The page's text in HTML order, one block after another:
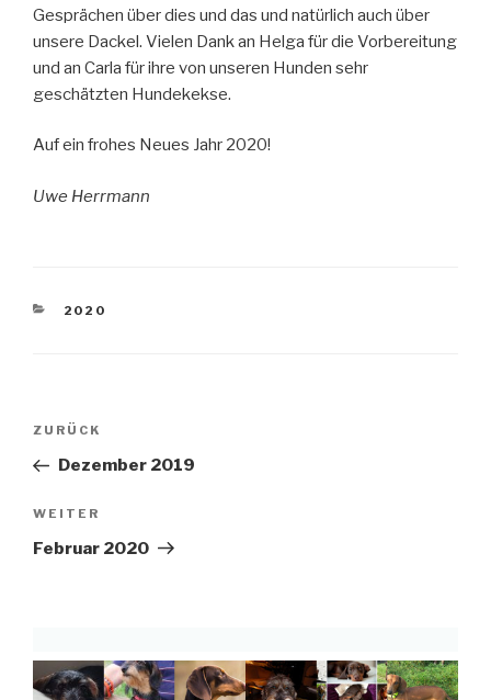
Gesprächen über dies und das und natürlich auch über
unsere Dackel. Vielen Dank an Helga für die Vorbereitung
und an Carla für ihre von unseren Hunden sehr
geschätzten Hundekekse.
Auf ein frohes Neues Jahr 2020!
Uwe Herrmann
KATEGORIEN
2020
Beitragsnavigation
Vorheriger
Beitrag
ZURÜCK
Dezember 2019
Nächster
Beitrag
WEITER
Februar 2020